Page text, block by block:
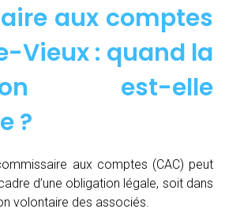
aux comptes
Vieux : quand la
est-elle
?
aux comptes (CAC) peut
d’une obligation légale, soit dans
volontaire des associés.